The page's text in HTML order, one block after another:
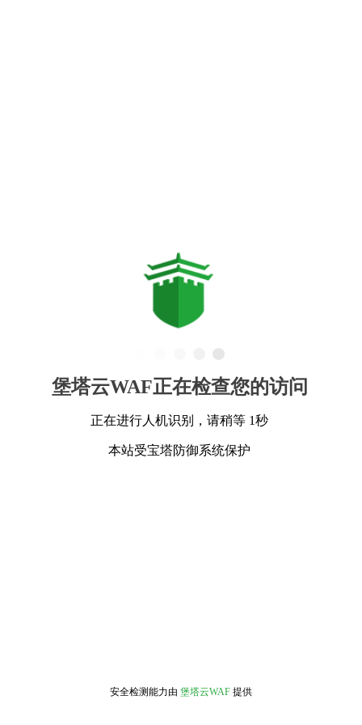
堡塔云WAF正在检查您的访问
正在进行人机识别，请稍等 1秒
本站受宝塔防御系统保护
安全检测能力由 堡塔云WAF 提供